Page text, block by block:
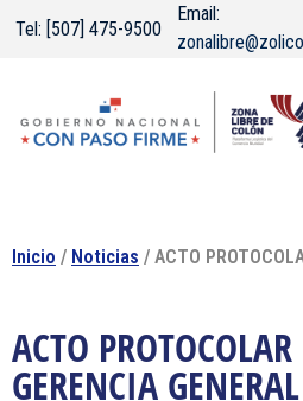
Tel: [507] 475-9500
Email:
Inicio / Noticias / ACTO
ACTO
GERENCIA